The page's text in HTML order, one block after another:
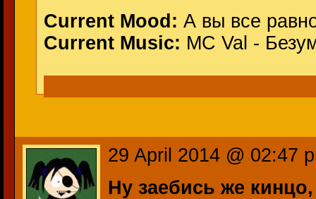
Current Mood: А вы все
Current Music: MC Val -
29 April 2014 @ 02:47
Ну заебись же